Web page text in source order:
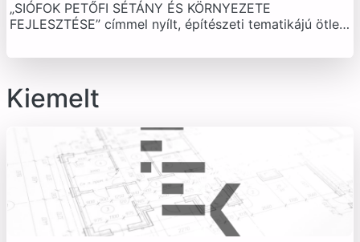
„SIÓFOK PETŐFI SÉTÁNY ÉS KÖRNYEZETE
FEJLESZTÉSE” címmel nyílt, építészeti tematikájú ötle…
Kiemelt